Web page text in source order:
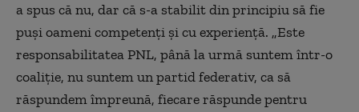
a spus că nu, dar că s-a stabilit din principiu să fie
puși oameni competenți și cu experiență. „Este
responsabilitatea PNL, până la urmă suntem într-o
coaliție, nu suntem un partid federativ, ca să
răspundem împreună, fiecare răspunde pentru